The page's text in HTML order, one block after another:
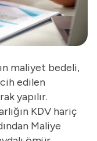
maliyet bedeli,
edilen
yapılır.
KDV hariç
Maliye